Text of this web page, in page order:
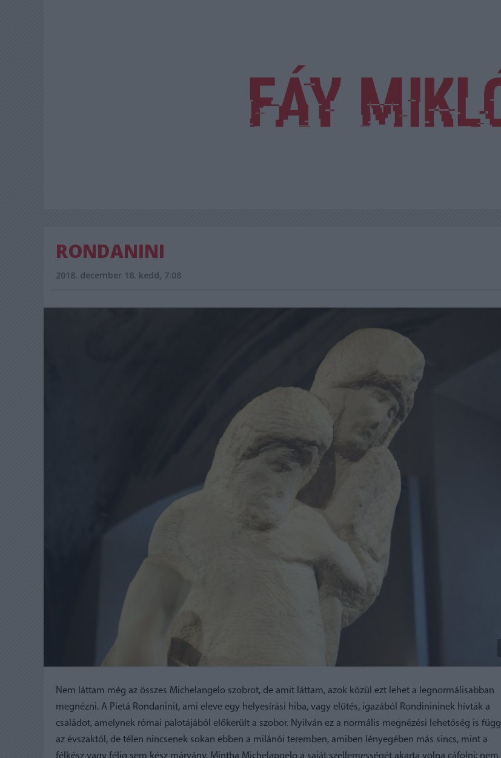
RONDANINI
2018. december 18. kedd, 7:08
Nem láttam még az összes Michelangelo szobrot, de amit láttam, azok közül ezt lehet a legnormálisabban
megnézni. A Pietá Rondaninit, ami eleve egy helyesírási hiba, vagy elütés, igazából Rondinininek hívták a
családot, amelynek római palotájából előkerült a szobor. Nyilván ez a normális megnézési lehetőség is függ
az évszaktól, de télen nincsenek sokan ebben a milánói teremben, amiben lényegében más sincs, mint a
félkész vagy félig sem kész márvány. Mintha Michelangelo a saját szellemességét akarta volna cáfolni: nem